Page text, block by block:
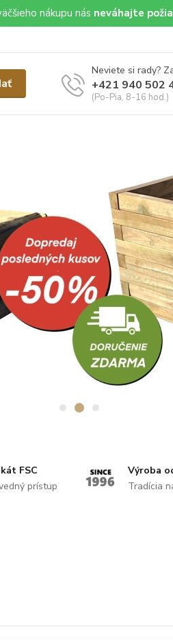
nákupu nás neváhajte
Neviete si rady?
+421 940 502
(Po-Pia, 8-16 hod.)
FSC
prístup
Výroba
Tradícia